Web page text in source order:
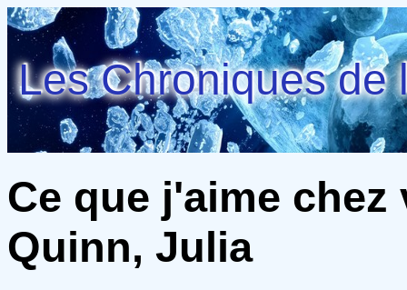
Les Chroniques de
Ce que j'aime
Quinn, Julia